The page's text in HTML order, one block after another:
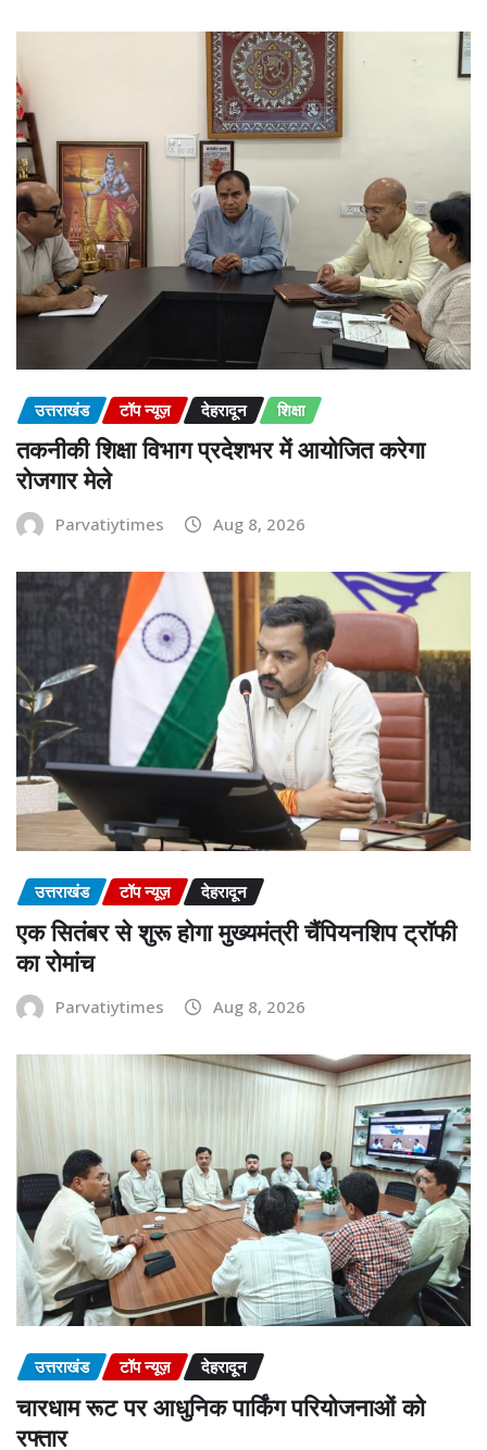
उत्तराखंड टॉप न्यूज़ देहरादून शिक्षा
तकनीकी शिक्षा विभाग प्रदेशभर में आयोजित करेगा
रोजगार मेले
Parvatiytimes Aug 8, 2026
उत्तराखंड टॉप न्यूज़ देहरादून
एक सितंबर से शुरू होगा मुख्यमंत्री चैंपियनशिप ट्रॉफी
का रोमांच
Parvatiytimes Aug 8, 2026
उत्तराखंड टॉप न्यूज़ देहरादून
चारधाम रूट पर आधुनिक पार्किंग परियोजनाओं को
रफ्तार